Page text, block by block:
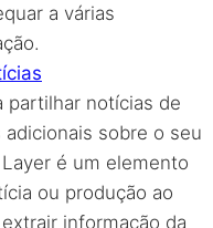
a várias
partilhar notícias de
sobre o seu
é um elemento
ou produção ao
informação da